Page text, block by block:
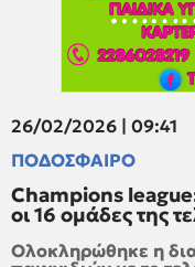
26/02/2026 | 09:41
ΠΟΔΟΣΦΑΙΡΟ
Champions
οι 16 ομάδες της
Ολοκληρώθηκε η